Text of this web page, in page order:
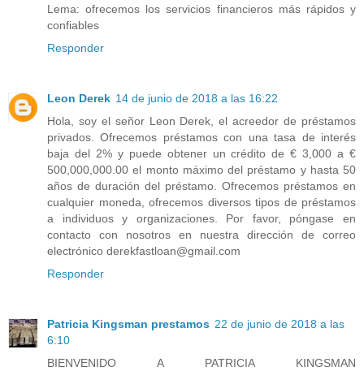
Lema: ofrecemos los servicios financieros más rápidos y
confiables
Responder
Leon Derek 14 de junio de 2018 a las 16:22
Hola, soy el señor Leon Derek, el acreedor de préstamos
privados. Ofrecemos préstamos con una tasa de interés
baja del 2% y puede obtener un crédito de € 3,000 a €
500,000,000.00 el monto máximo del préstamo y hasta 50
años de duración del préstamo. Ofrecemos préstamos en
cualquier moneda, ofrecemos diversos tipos de préstamos
a individuos y organizaciones. Por favor, póngase en
contacto con nosotros en nuestra dirección de correo
electrónico derekfastloan@gmail.com
Responder
Patricia Kingsman prestamos 22 de junio de 2018 a las
6:10
BIENVENIDO A PATRICIA KINGSMAN